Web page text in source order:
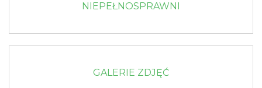
NIEPEŁNOSPRAWNI
GALERIE ZDJĘĆ